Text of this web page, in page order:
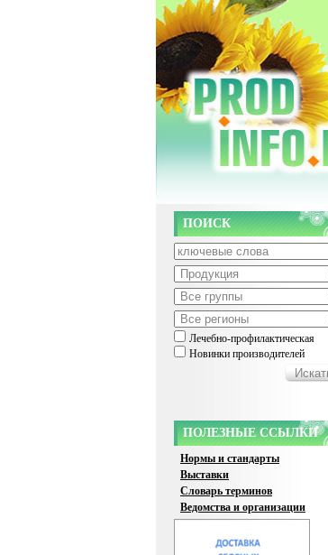
ПОИСК
Лечебно-профилактическая
Новинки производителей
ПОЛЕЗНЫЕ ССЫЛКИ
Нормы и стандарты
Выставки
Словарь терминов
Ведомства и организации